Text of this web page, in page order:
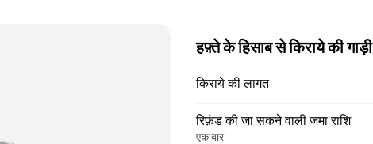
हफ़्ते के हिसाब से किराये की गाड़ी
किराये की लागत
रिफ़ंड की जा सकने वाली जमा राशि
एक बार